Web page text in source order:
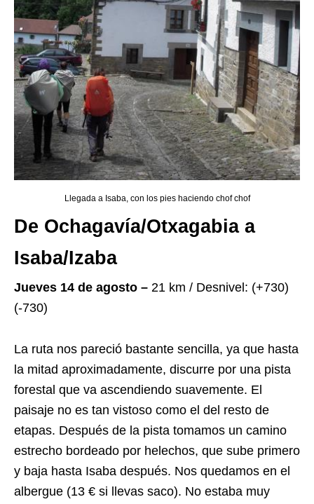
Llegada a Isaba, con los pies haciendo chof chof
De Ochagavía/Otxagabia a
Isaba/Izaba
Jueves 14 de agosto – 21 km / Desnivel: (+730)
(-730)
La ruta nos pareció bastante sencilla, ya que hasta
la mitad aproximadamente, discurre por una pista
forestal que va ascendiendo suavemente. El
paisaje no es tan vistoso como el del resto de
etapas. Después de la pista tomamos un camino
estrecho bordeado por helechos, que sube primero
y baja hasta Isaba después. Nos quedamos en el
albergue (13 € si llevas saco). No estaba muy